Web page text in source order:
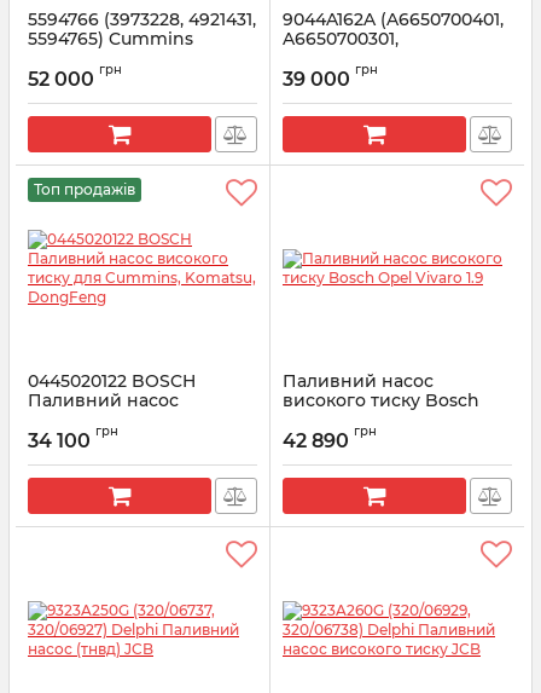
5594766 (3973228, 4921431,
5594765) Cummins
високого тиску EURO3
Артикул: 5594766
52 000 грн
9044A162A (A6650700401,
A6650700301,
насос (тнвд) Ssang Yong
Артикул: 9044A162A
39 000 грн
Топ продажів
0445020122 BOSCH
Паливний насос
Cummins, Komatsu,
Артикул: 0445020122
34 100 грн
Паливний насос
високого тиску Bosch
Артикул: 0445010075
42 890 грн